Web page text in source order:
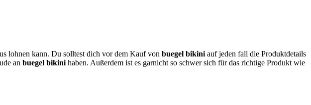
lohnen kann. Du solltest dich vor dem Kauf von buegel bikini auf jeden fall die Produktdetails
an buegel bikini haben. Außerdem ist es garnicht so schwer sich für das richtige Produkt wie